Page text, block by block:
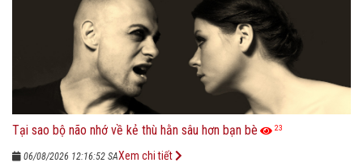
Tại sao bộ não nhớ về kẻ thù hằn sâu hơn bạn bè 23
06/08/2026 12:16:52 SAXem chi tiết